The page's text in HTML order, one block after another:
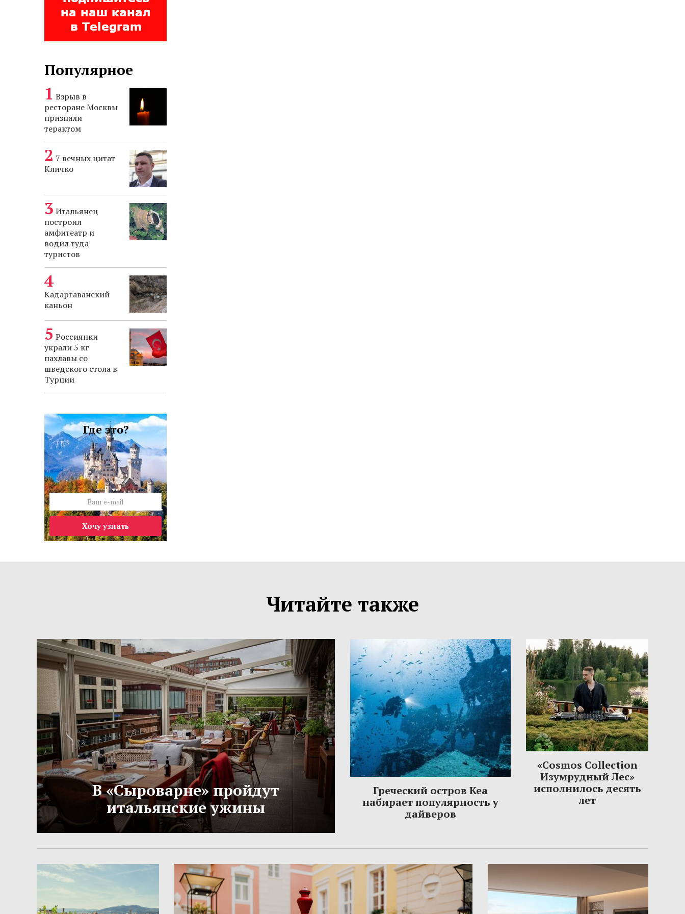
Популярное
Взрыв в
ресторане Москвы
признали
терактом
7 вечных цитат
Кличко
Итальянец
построил
амфитеатр и
водил туда
туристов
Кадаргаванский
каньон
Россиянки
украли 5 кг
пахлавы со
шведского стола в
Турции
Где это?
Хочу узнать
Читайте также
В «Сыроварне» пройдут
итальянские ужины
Греческий остров Кеа
набирает популярность у
дайверов
«Cosmos Collection
Изумрудный Лес»
исполнилось десять
лет